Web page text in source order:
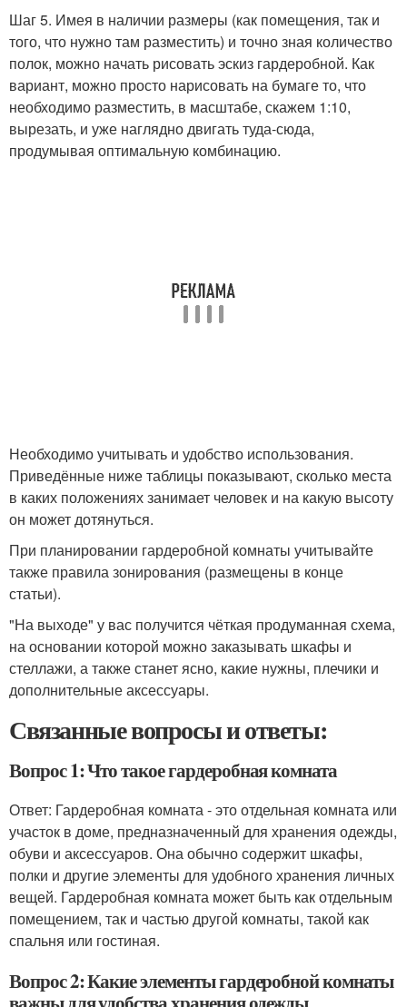
Шаг 5. Имея в наличии размеры (как помещения, так и
того, что нужно там разместить) и точно зная количество
полок, можно начать рисовать эскиз гардеробной. Как
вариант, можно просто нарисовать на бумаге то, что
необходимо разместить, в масштабе, скажем 1:10,
вырезать, и уже наглядно двигать туда-сюда,
продумывая оптимальную комбинацию.
Необходимо учитывать и удобство использования.
Приведённые ниже таблицы показывают, сколько места
в каких положениях занимает человек и на какую высоту
он может дотянуться.
При планировании гардеробной комнаты учитывайте
также правила зонирования (размещены в конце
статьи).
"На выходе" у вас получится чёткая продуманная схема,
на основании которой можно заказывать шкафы и
стеллажи, а также станет ясно, какие нужны, плечики и
дополнительные аксессуары.
Связанные вопросы и ответы:
Вопрос 1: Что такое гардеробная комната
Ответ: Гардеробная комната - это отдельная комната или
участок в доме, предназначенный для хранения одежды,
обуви и аксессуаров. Она обычно содержит шкафы,
полки и другие элементы для удобного хранения личных
вещей. Гардеробная комната может быть как отдельным
помещением, так и частью другой комнаты, такой как
спальня или гостиная.
Вопрос 2: Какие элементы гардеробной комнаты